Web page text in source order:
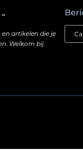
artikelen die je
Welkom bij
Reserved.